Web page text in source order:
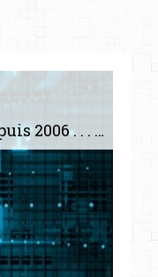
Le plus gros site de philosophie de France ! ABONNEZ-VOUS ! 4115 Articles, 1634 abonné·e·s, depuis 2006 . . . . . . . . 2 852 214 pages vues jusqu'à présent. Prestance et être apte à un plus grand nombre de choses.